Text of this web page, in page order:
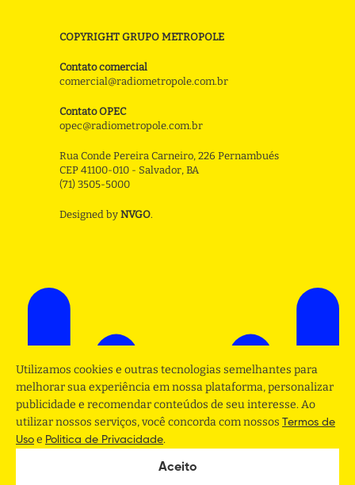
COPYRIGHT GRUPO METROPOLE
Contato comercial
comercial@radiometropole.com.br
Contato OPEC
opec@radiometropole.com.br
Rua Conde Pereira Carneiro, 226 Pernambués
CEP 41100-010 - Salvador, BA
(71) 3505-5000
Designed by NVGO.
Utilizamos cookies e outras tecnologias semelhantes para
melhorar sua experiência em nossa plataforma, personalizar
publicidade e recomendar conteúdos de seu interesse. Ao
utilizar nossos serviços, você concorda com nossos Termos de
Uso e Politica de Privacidade.
Aceito